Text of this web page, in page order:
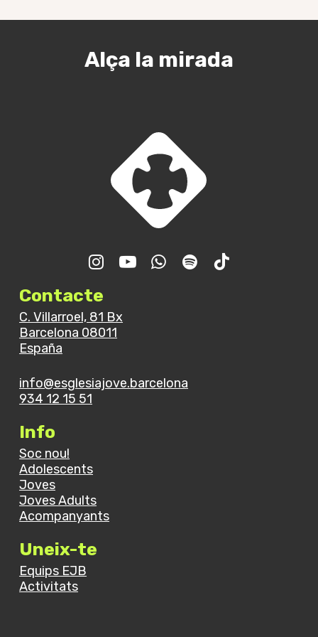
Trobada GJR – Final de
curs
Alça la mirada
Contacte
C. Villarroel, 81 Bx
Barcelona 08011
España
info@esglesiajove.barcelona
934 12 15 51
Info
Soc nou!
Adolescents
Joves
Joves Adults
Acompanyants
Uneix-te
Equips EJB
Activitats